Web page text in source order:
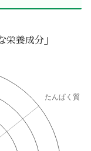
栄養成分」